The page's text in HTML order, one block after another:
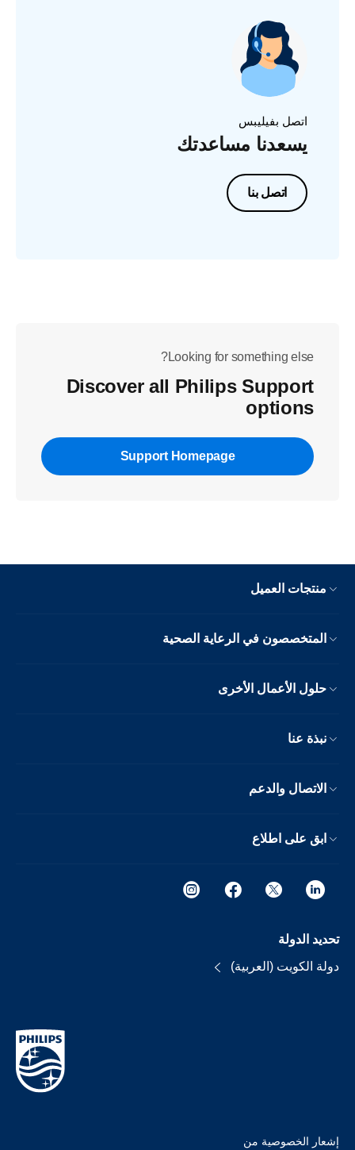
اتصل بفيليبس
يسعدنا مساعدتك
اتصل بنا
Looking for something else?
Discover all Philips Support
options
Support Homepage
منتجات العميل
المتخصصون في الرعاية الصحية
حلول الأعمال الأخرى
نبذة عنا
الاتصال والدعم
ابق على اطلاع
تحديد الدولة
دولة الكويت (العربية)
إشعار الخصوصية من